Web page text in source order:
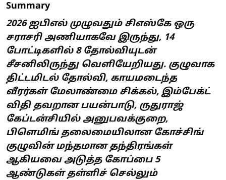
Summary
2026 ஐபிஎல் முழுவதும் சிஎஸ்கே ஒரு
சராசரி அணியாகவே இருந்து, 14
போட்டிகளில் 8 தோல்வியுடன்
சீசனிலிருந்து வெளியேறியது. குழுவாக
திட்டமிடல் தோல்வி, காயமடைந்த
வீரர்கள் மேலாண்மை சிக்கல், இம்பேக்ட்
விதி தவறான பயன்பாடு, ருதுராஜ்
கேப்டன்சியில் அனுபவக்குறை,
பிளெமிங் தலைமையிலான கோச்சிங்
குழுவின் மந்தமான தந்திரங்கள்
ஆகியவை அடுத்த கோப்பை 5
ஆண்டுகள் தள்ளிச் செல்லும்